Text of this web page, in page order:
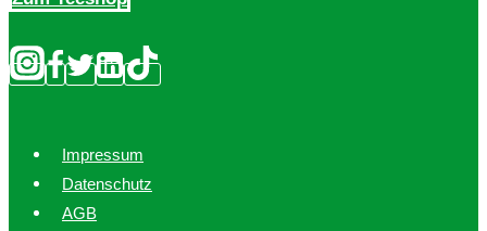
Impressum
Datenschutz
AGB